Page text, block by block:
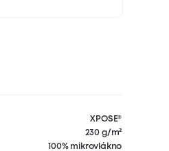
XPOSE®
230 g/m²
100% mikrovlákno